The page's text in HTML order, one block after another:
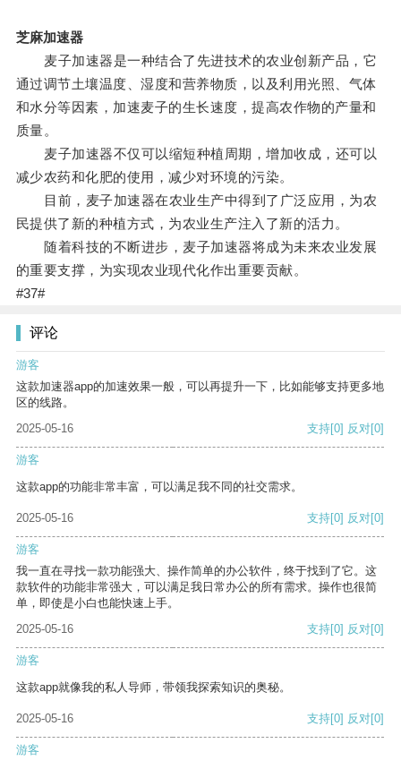
芝麻加速器
麦子加速器是一种结合了先进技术的农业创新产品，它
通过调节土壤温度、湿度和营养物质，以及利用光照、气体
和水分等因素，加速麦子的生长速度，提高农作物的产量和
质量。
麦子加速器不仅可以缩短种植周期，增加收成，还可以
减少农药和化肥的使用，减少对环境的污染。
目前，麦子加速器在农业生产中得到了广泛应用，为农
民提供了新的种植方式，为农业生产注入了新的活力。
随着科技的不断进步，麦子加速器将成为未来农业发展
的重要支撑，为实现农业现代化作出重要贡献。
#37#
评论
游客
这款加速器app的加速效果一般，可以再提升一下，比如能够支持更多地
区的线路。
2025-05-16
支持[0] 反对[0]
游客
这款app的功能非常丰富，可以满足我不同的社交需求。
2025-05-16 支持[0] 反对[0]
游客
我一直在寻找一款功能强大、操作简单的办公软件，终于找到了它。这
款软件的功能非常强大，可以满足我日常办公的所有需求。操作也很简
单，即使是小白也能快速上手。
2025-05-16
支持[0] 反对[0]
游客
这款app就像我的私人导师，带领我探索知识的奥秘。
2025-05-16 支持[0] 反对[0]
游客